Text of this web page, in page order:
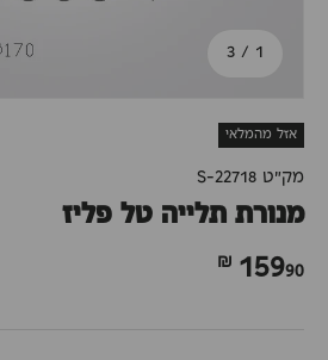
1
/ מתוך
3
אזל מהמלאי
מק"ט S-22718
מנורת תלייה טל פליז
15990 ₪